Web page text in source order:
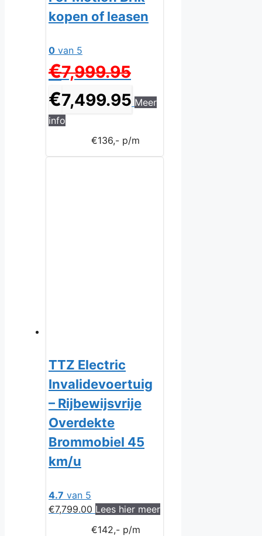
kopen of leasen
0 van 5
€7,999.95prijs
€7,999.95.
€7,499.95prijs
Meer
info
€136,- p/m
TTZ Electric
Invalidevoertuig
– Rijbewijsvrije
Overdekte
Brommobiel 45
km/u
4.7 van 5
€7,799.00 Lees hier meer
€142,- p/m